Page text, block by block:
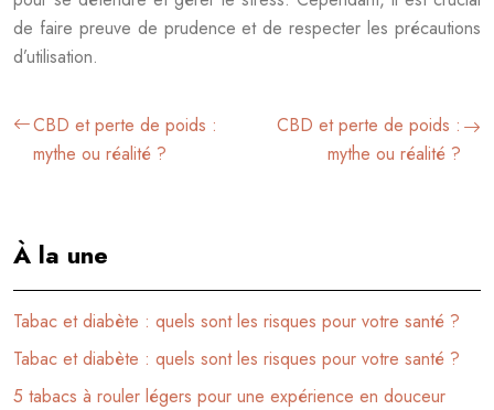
de faire preuve de prudence et de respecter les précautions
d’utilisation.
CBD et perte de poids :
mythe ou réalité ?
CBD et perte de poids :
mythe ou réalité ?
À la une
Tabac et diabète : quels sont les risques pour votre santé ?
Tabac et diabète : quels sont les risques pour votre santé ?
5 tabacs à rouler légers pour une expérience en douceur